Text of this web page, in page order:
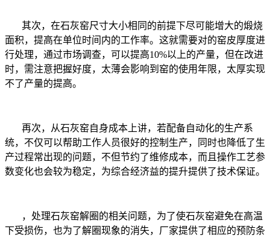
其次，在石灰窑尺寸大小相同的前提下尽可能增大的煅烧
面积，提高在单位时间内的工作率。这就需要对的窑皮厚度进
行处理，通过市场调查，可以提高10%以上的产量，但在改进
时，需注意把握好度，太薄会影响到窑的使用年限，太厚实现
不了产量的提高。
再次，从石灰窑自身成本上讲，若配备自动化的生产系
统，不仅可以帮助工作人员很好的控制生产，同时也降低了生
产过程常出现的问题，不但节约了维修成本，而且操作工艺参
数变化也会较为稳定，为综合经济益的提升提供了技术保证。
，处理石灰窑解圈的相关问题，为了使石灰窑避免在高温
下受损伤，也为了解圈现象的消失，厂家提供了相应的预防条